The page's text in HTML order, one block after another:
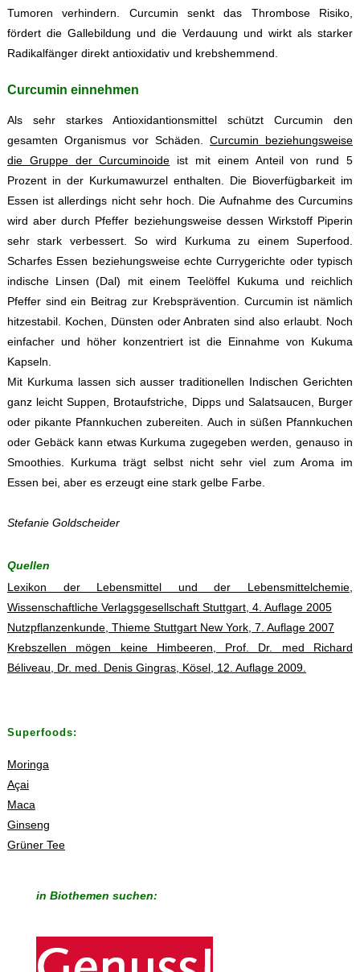
Tumoren verhindern. Curcumin senkt das Thrombose Risiko,
fördert die Gallebildung und die Verdauung und wirkt als starker
Radikalfänger direkt antioxidativ und krebshemmend.
Curcumin einnehmen
Als sehr starkes Antioxidantionsmittel schützt Curcumin den
gesamten Organismus vor Schäden.Curcumin beziehungsweise
die Gruppe der Curcuminoide ist mit einem Anteil von rund 5
Prozent in der Kurkumawurzel enthalten. Die Bioverfügbarkeit im
Essen ist allerdings nicht sehr hoch. Die Aufnahme des Curcumins
wird aber durch Pfeffer beziehungsweise dessen Wirkstoff Piperin
sehr stark verbessert. So wird Kurkuma zu einem Superfood.
Scharfes Essen beziehungsweise echte Currygerichte oder typisch
indische Linsen (Dal) mit einem Teelöffel Kukuma und reichlich
Pfeffer sind ein Beitrag zur Krebsprävention. Curcumin ist nämlich
hitzestabil. Kochen, Dünsten oder Anbraten sind also erlaubt. Noch
einfacher und höher konzentriert ist die Einnahme von Kukuma
Kapseln.
Mit Kurkuma lassen sich ausser traditionellen Indischen Gerichten
ganz leicht Suppen, Brotaufstriche, Dipps und Salatsaucen, Burger
oder pikante Pfannkuchen zubereiten. Auch in süßen Pfannkuchen
oder Gebäck kann etwas Kurkuma zugegeben werden, genauso in
Smoothies. Kurkuma trägt selbst nicht sehr viel zum Aroma im
Essen bei, aber es erzeugt eine stark gelbe Farbe.
Stefanie Goldscheider
Quellen
Lexikon der Lebensmittel und der Lebensmittelchemie,
Wissenschaftliche Verlagsgesellschaft Stuttgart, 4. Auflage 2005
Nutzpflanzenkunde, Thieme Stuttgart New York, 7. Auflage 2007
Krebszellen mögen keine Himbeeren, Prof. Dr. med Richard
Béliveau, Dr. med. Denis Gingras, Kösel, 12. Auflage 2009.
Superfoods:
Moringa
Açai
Maca
Ginseng
Grüner Tee
in Biothemen suchen: